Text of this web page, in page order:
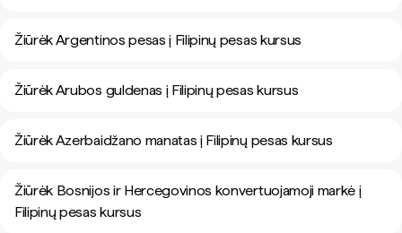
Žiūrėk Argentinos pesas į Filipinų pesas kursus
Žiūrėk Arubos guldenas į Filipinų pesas kursus
Žiūrėk Azerbaidžano manatas į Filipinų pesas kursus
Žiūrėk Bosnijos ir Hercegovinos konvertuojamoji markė į
Filipinų pesas kursus